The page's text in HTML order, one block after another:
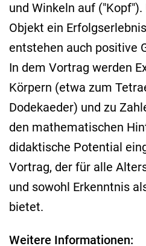
und Winkeln auf
Objekt ein
entstehen auch positive
In dem Vortrag werden
Körpern (etwa zum
Dodekaeder) und zu
den mathematischen
didaktische Potential
Vortrag, der für alle
und sowohl Erkenntnis
bietet.
Weitere Informationen: